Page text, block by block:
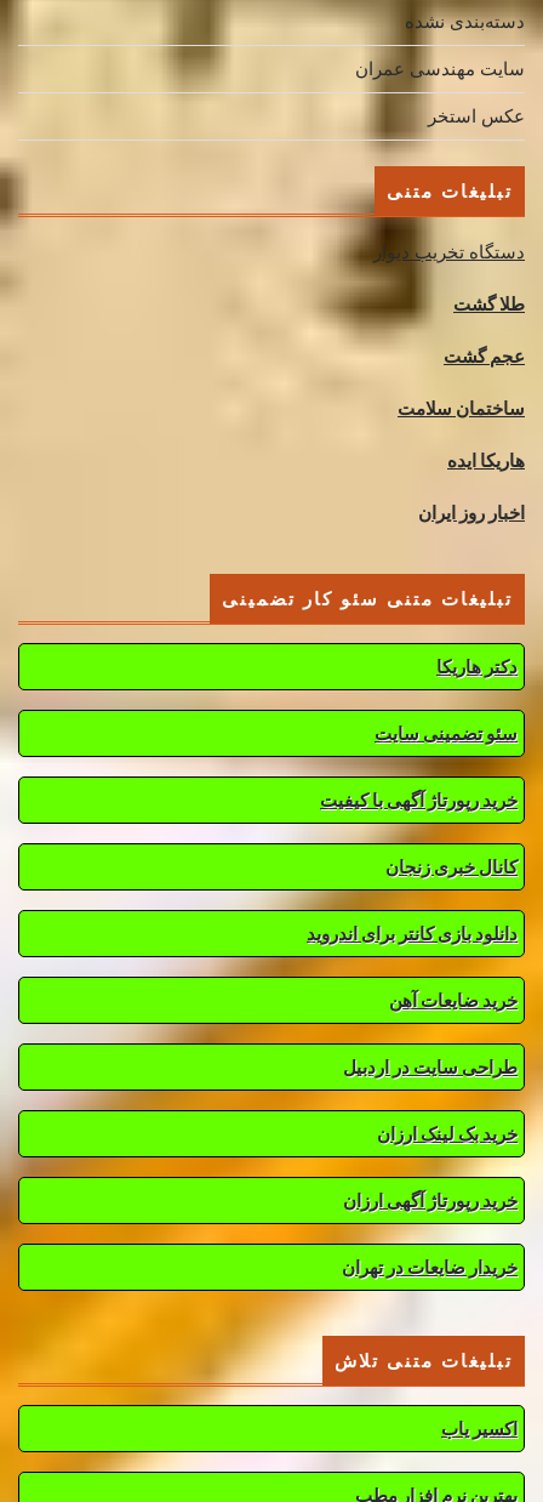
دسته‌بندی نشده
سایت مهندسی عمران
عکس استخر
تبلیغات متنی
دستگاه تخریب دیوار
طلا گشت
عجم گشت
ساختمان سلامت
هاریکا ایده
اخبار روز ایران
تبلیغات متنی سئو کار تضمینی
دکتر هاریکا
سئو تضمینی سایت
خرید رپورتاژ آگهی با کیفیت
کانال خبری زنجان
دانلود بازی کانتر برای اندروید
خرید ضایعات آهن
طراحی سایت در اردبیل
خرید بک لینک ارزان
خرید رپورتاژ آگهی ارزان
خریدار ضایعات در تهران
تبلیغات متنی تلاش
اکسیر یاب
بهترین نرم افزار مطب